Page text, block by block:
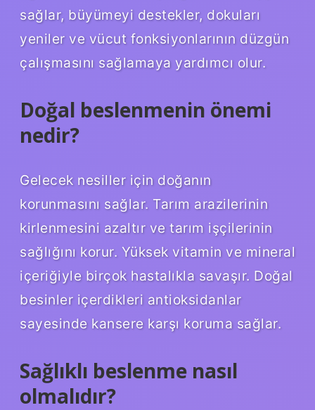
sağlar, büyümeyi destekler, dokuları
yeniler ve vücut fonksiyonlarının düzgün
çalışmasını sağlamaya yardımcı olur.
Doğal beslenmenin önemi
nedir?
Gelecek nesiller için doğanın
korunmasını sağlar. Tarım arazilerinin
kirlenmesini azaltır ve tarım işçilerinin
sağlığını korur. Yüksek vitamin ve mineral
içeriğiyle birçok hastalıkla savaşır. Doğal
besinler içerdikleri antioksidanlar
sayesinde kansere karşı koruma sağlar.
Sağlıklı beslenme nasıl
olmalıdır?